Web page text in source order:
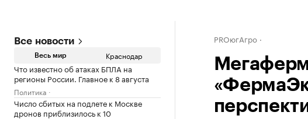
Все новости
Весь мир Краснодар
Что известно об атаках БПЛА на
регионы России. Главное к 8 августа
Политика
Число сбитых на подлете к Москве
дронов приблизилось к 10
PROюгАгро